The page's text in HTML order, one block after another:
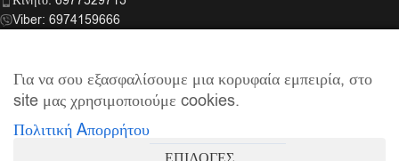
Viber: 6974159666
ΣΎΝΔΕΣΜΟΙ
ΠΛΗΡΟΦΟΡΊΕΣ
Για να σου εξασφαλίσουμε μια κορυφαία εμπειρία, στο
site μας χρησιμοποιούμε cookies.
Πολιτική Aπορρήτου